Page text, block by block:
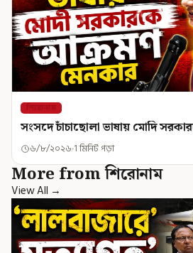
শিরোনাম
সংসদে চাঁচাছোলা ভাষায় মোদি
৬/৮/২০২৬ 1 মিনিট পড়া
More from শিরোনাম
View All →